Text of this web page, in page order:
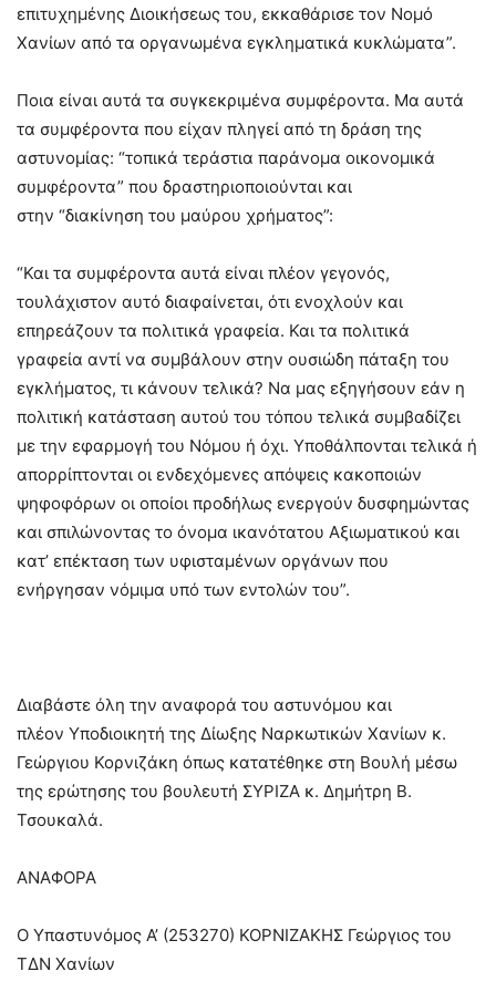
επιτυχημένης Διοικήσεως του, εκκαθάρισε τον Νομό
Χανίων από τα οργανωμένα εγκληματικά κυκλώματα”.
Ποια είναι αυτά τα συγκεκριμένα συμφέροντα. Μα αυτά
τα συμφέροντα που είχαν πληγεί από τη δράση της
αστυνομίας: “τοπικά τεράστια παράνομα οικονομικά
συμφέροντα” που δραστηριοποιούνται και
στην “διακίνηση του μαύρου χρήματος”:
“Και τα συμφέροντα αυτά είναι πλέον γεγονός,
τουλάχιστον αυτό διαφαίνεται, ότι ενοχλούν και
επηρεάζουν τα πολιτικά γραφεία. Και τα πολιτικά
γραφεία αντί να συμβάλουν στην ουσιώδη πάταξη του
εγκλήματος, τι κάνουν τελικά? Να μας εξηγήσουν εάν η
πολιτική κατάσταση αυτού του τόπου τελικά συμβαδίζει
με την εφαρμογή του Νόμου ή όχι. Υποθάλπονται τελικά ή
απορρίπτονται οι ενδεχόμενες απόψεις κακοποιών
ψηφοφόρων οι οποίοι προδήλως ενεργούν δυσφημώντας
και σπιλώνοντας το όνομα ικανότατου Αξιωματικού και
κατ’ επέκταση των υφισταμένων οργάνων που
ενήργησαν νόμιμα υπό των εντολών του”.
Διαβάστε όλη την αναφορά του αστυνόμου και
πλέον Υποδιοικητή της Δίωξης Ναρκωτικών Χανίων κ.
Γεώργιου Κορνιζάκη όπως κατατέθηκε στη Βουλή μέσω
της ερώτησης του βουλευτή ΣΥΡΙΖΑ κ. Δημήτρη Β.
Τσουκαλά.
ΑΝΑΦΟΡΑ
Ο Υπαστυνόμος Α’ (253270) ΚΟΡΝΙΖΑΚΗΣ Γεώργιος του
ΤΔΝ Χανίων